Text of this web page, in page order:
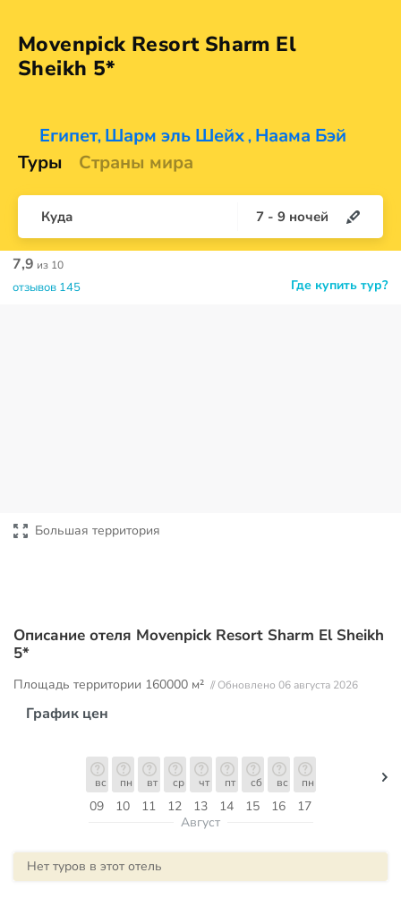
Movenpick Resort Sharm El
Sheikh 5*
Египет, Шарм эль Шейх , Наама Бэй
Туры
Страны мира
Куда 7 - 9 ночей
Где купить тур?
7,9 из 10
отзывов 145
Большая территория
Описание отеля Movenpick Resort Sharm El Sheikh
5*
Площадь территории 160000 м² // Обновлено 06 августа 2026
График цен
09
вс
10
пн
11
вт
12
ср
13
чт
14
пт
15
сб
16
вс
17
пн
Август
Нет туров в этот отель